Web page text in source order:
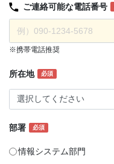
ご連絡可能な電話番号
※携帯電話推奨
所在地 必須
部署 必須
情報システム部門